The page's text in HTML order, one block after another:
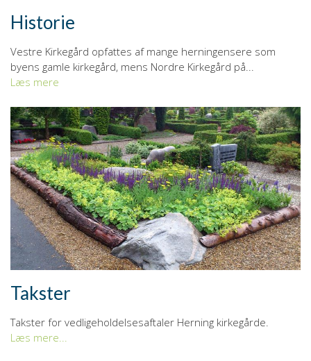
Historie
Vestre Kirkegård opfattes af mange herningensere som
byens gamle kirkegård, mens Nordre Kirkegård på...
Læs mere
Takster
Takster for vedligeholdelsesaftaler Herning kirkegårde.
Læs mere...